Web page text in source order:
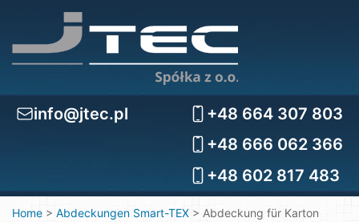
info@jtec.pl
+48 664 307 803
+48 666 062 366
+48 602 817 483
Home > Abdeckungen Smart-TEX > Abdeckung für Karton